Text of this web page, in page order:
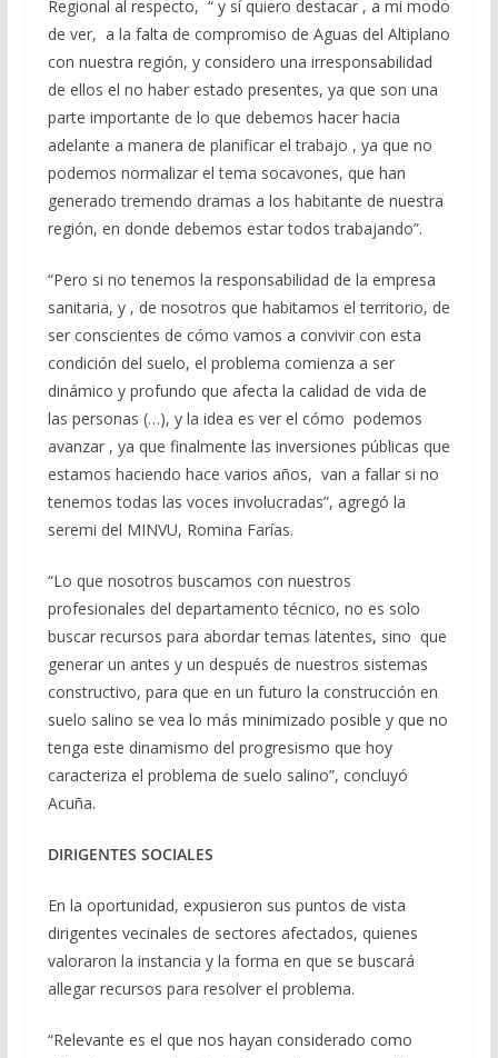
Regional al respecto, “ y sí quiero destacar , a mi modo
de ver, a la falta de compromiso de Aguas del Altiplano
con nuestra región, y considero una irresponsabilidad
de ellos el no haber estado presentes, ya que son una
parte importante de lo que debemos hacer hacia
adelante a manera de planificar el trabajo , ya que no
podemos normalizar el tema socavones, que han
generado tremendo dramas a los habitante de nuestra
región, en donde debemos estar todos trabajando”.
“Pero si no tenemos la responsabilidad de la empresa
sanitaria, y , de nosotros que habitamos el territorio, de
ser conscientes de cómo vamos a convivir con esta
condición del suelo, el problema comienza a ser
dinámico y profundo que afecta la calidad de vida de
las personas (…), y la idea es ver el cómo podemos
avanzar , ya que finalmente las inversiones públicas que
estamos haciendo hace varios años, van a fallar si no
tenemos todas las voces involucradas”, agregó la
seremi del MINVU, Romina Farías.
“Lo que nosotros buscamos con nuestros
profesionales del departamento técnico, no es solo
buscar recursos para abordar temas latentes, sino que
generar un antes y un después de nuestros sistemas
constructivo, para que en un futuro la construcción en
suelo salino se vea lo más minimizado posible y que no
tenga este dinamismo del progresismo que hoy
caracteriza el problema de suelo salino”, concluyó
Acuña.
DIRIGENTES SOCIALES
En la oportunidad, expusieron sus puntos de vista
dirigentes vecinales de sectores afectados, quienes
valoraron la instancia y la forma en que se buscará
allegar recursos para resolver el problema.
“Relevante es el que nos hayan considerado como